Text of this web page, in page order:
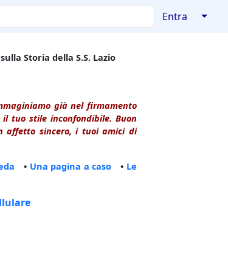
Entra ↓
Storia della S.S. Lazio
già nel firmamento
tuo stile inconfondibile. Buon
affetto sincero, i tuoi amici di
• Una pagina a caso • Le